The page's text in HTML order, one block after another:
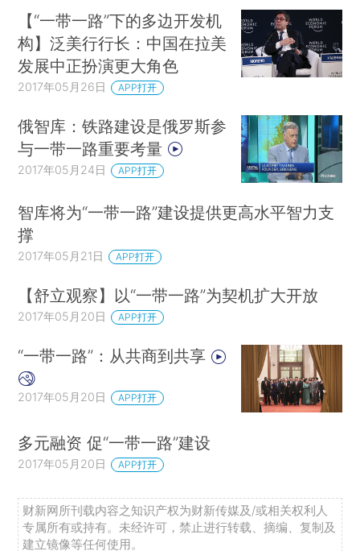
【“一带一路”下的多边开发机
构】泛美行行长：中国在拉美
发展中正扮演更大角色
2017年05月26日 APP打开
俄智库：铁路建设是俄罗斯参
与一带一路重要考量
2017年05月24日 APP打开
智库将为“一带一路”建设提供更高水平智力支
撑
2017年05月21日 APP打开
【舒立观察】以“一带一路”为契机扩大开放
2017年05月20日 APP打开
“一带一路”：从共商到共享
2017年05月20日 APP打开
多元融资 促“一带一路”建设
2017年05月20日 APP打开
财新网所刊载内容之知识产权为财新传媒及/或相关权利人
专属所有或持有。未经许可，禁止进行转载、摘编、复制及
建立镜像等任何使用。